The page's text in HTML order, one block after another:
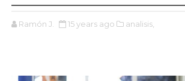
Ramón J. 15 years ago analisis,